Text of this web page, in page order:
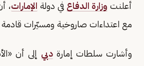
أعلنت وزارة الدفاع في دولة الإمارات،
مع اعتداءات صاروخية ومسيّرات
وأشارت سلطات إمارةدبي إلى أن